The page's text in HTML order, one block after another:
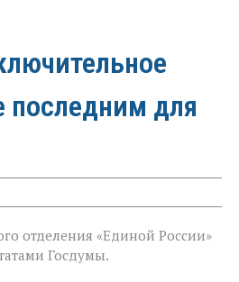
последним для
отделения «Единой России»
Госдумы.